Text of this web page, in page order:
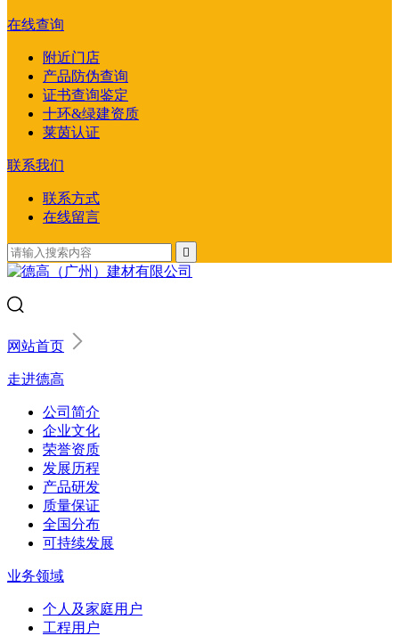
在线查询
附近门店
产品防伪查询
证书查询鉴定
十环&绿建资质
莱茵认证
联系我们
联系方式
在线留言

网站首页
走进德高
公司简介
企业文化
荣誉资质
发展历程
产品研发
质量保证
全国分布
可持续发展
业务领域
个人及家庭用户
工程用户